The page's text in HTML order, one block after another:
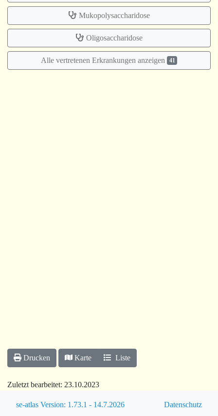
Mukopolysaccharidose
Oligosaccharidose
Alle vertretenen Erkrankungen anzeigen 41
Drucken Karte Liste
Zuletzt bearbeitet: 23.10.2023
se-atlas Version: 1.73.1 - 14.7.2026 Datenschutz